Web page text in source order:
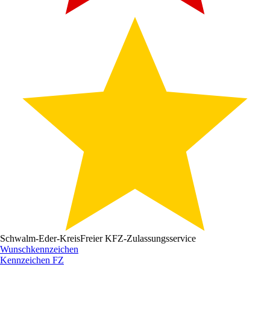
Schwalm-Eder-KreisFreier KFZ-Zulassungsservice
Wunschkennzeichen
Kennzeichen FZ